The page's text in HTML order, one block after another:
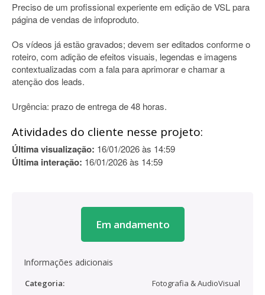
Preciso de um profissional experiente em edição de VSL para
página de vendas de infoproduto.
Os vídeos já estão gravados; devem ser editados conforme o
roteiro, com adição de efeitos visuais, legendas e imagens
contextualizadas com a fala para aprimorar e chamar a
atenção dos leads.
Urgência: prazo de entrega de 48 horas.
Atividades do cliente nesse projeto:
Última visualização: 16/01/2026 às 14:59
Última interação: 16/01/2026 às 14:59
Em andamento
Informações adicionais
Categoria:
Fotografia & AudioVisual